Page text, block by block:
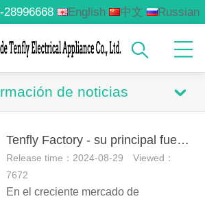
28996668 English 中文
Russian
de noticias
Tenfly Factory - su principal fuente de tostadoras mayoristas y personalizadas
Release time：2024-08-29 Viewed：
7672
En el creciente mercado de